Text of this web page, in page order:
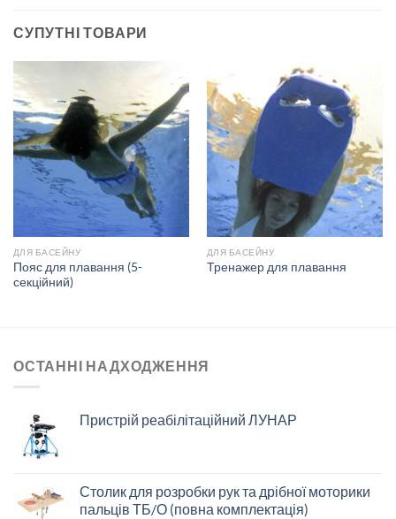
СУПУТНІ ТОВАРИ
ДЛЯ БАСЕЙНУ
Пояс для плавання (5-
секційний)
ДЛЯ БАСЕЙНУ
Тренажер для плавання
ОСТАННІ НАДХОДЖЕННЯ
Пристрій реабілітаційний ЛУНАР
Столик для розробки рук та дрібної моторики
пальців ТБ/О (повна комплектація)